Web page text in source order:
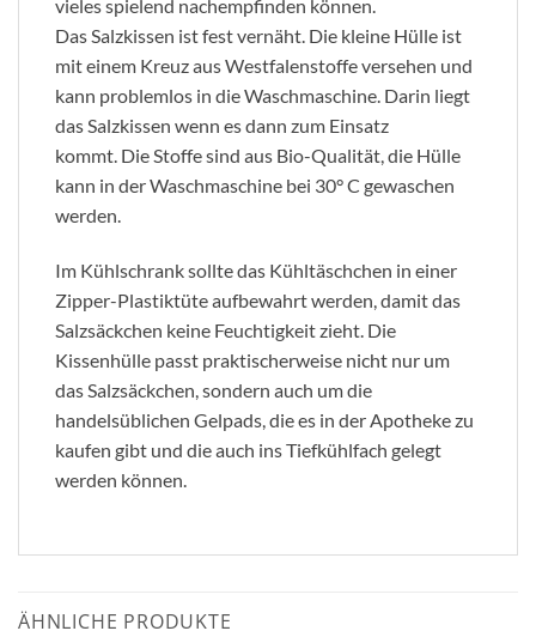
vieles spielend nachempfinden können.
Das Salzkissen ist fest vernäht. Die kleine Hülle ist
mit einem Kreuz aus Westfalenstoffe versehen und
kann problemlos in die Waschmaschine. Darin liegt
das Salzkissen wenn es dann zum Einsatz
kommt. Die Stoffe sind aus Bio-Qualität, die Hülle
kann in der Waschmaschine bei 30° C gewaschen
werden.
Im Kühlschrank sollte das Kühltäschchen in einer
Zipper-Plastiktüte aufbewahrt werden, damit das
Salzsäckchen keine Feuchtigkeit zieht. Die
Kissenhülle passt praktischerweise nicht nur um
das Salzsäckchen, sondern auch um die
handelsüblichen Gelpads, die es in der Apotheke zu
kaufen gibt und die auch ins Tiefkühlfach gelegt
werden können.
ÄHNLICHE PRODUKTE